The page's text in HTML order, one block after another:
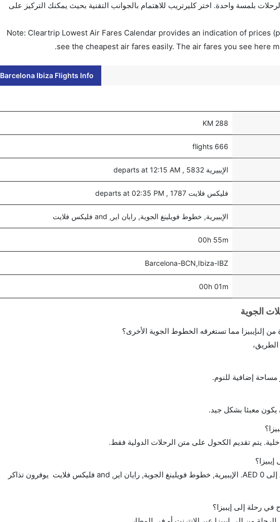
من 60 ثانية مع خيار حجز الرحلات بلمسة واحدة. اختر كليرتريب للاهتمام بالجوانب التقنية بحيث يمكنك التركيز على
Note: Cleartrip Lowest Air Fares Calendar provides an indication of prices
see the cheapest air fares easily. The air fares you see here
Barcelona Ibiza Flights Info
288 KM
666 flights
الإيبيرية 5832 , departs at 12:15 AM
فليكس فلايت 1787 , departs at 02:35 PM
الإيبيرية, خطوط فويلينغ الجوية, رايان اير, and فليكس فلايت
00h 55m
Barcelona-BCN,Ibiza-IBZ
00h 01m
مما تستغرقه الخطوط الجوية الأخرى؟
إضافية للنوم.
معبئا بشكل جيد.
يتم تقديم الكحول على متن الرحلات الدولية فقط.
تتراوح أسعار رحلة الدرجة الاقتصادية من AED 0 إلى AED 0. الإيبيرية, خطوط فويلينغ الجوية, رايان اير, and فليكس فلايت يوفرون تذاكر
في رحلة إلى إيبيزا؟